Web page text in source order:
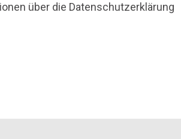
über die Datenschutzerklärung